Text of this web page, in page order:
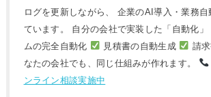
ログを更新しながら、 企業のAI導入・業務自
ています。 自分の会社で実装した「自動化」
ムの完全自動化
見積書の自動生成
請
なたの会社でも、同じ仕組みが作れます。
ンライン相談実施中